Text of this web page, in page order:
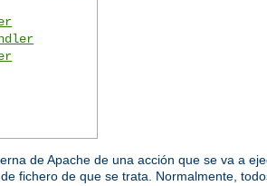
de Apache de una acción que se va a
fichero de que se trata. Normalmente,